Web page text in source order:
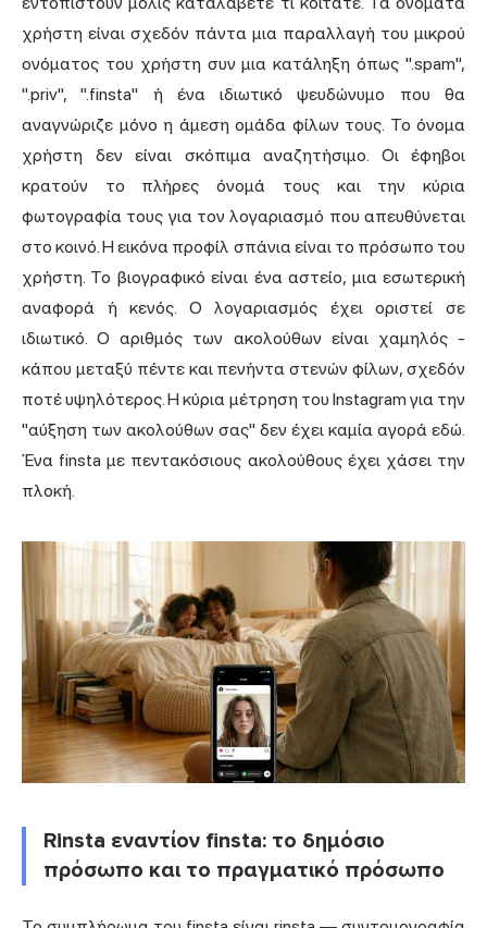
χρήστη είναι σχεδόν πάντα μια παραλλαγή του μικρού
ονόματος του χρήστη συν μια κατάληξη όπως ".spam",
".priv", ".finsta" ή ένα ιδιωτικό ψευδώνυμο που θα
αναγνώριζε μόνο η άμεση ομάδα φίλων τους. Το όνομα
χρήστη δεν είναι σκόπιμα αναζητήσιμο. Οι έφηβοι
κρατούν το πλήρες όνομά τους και την κύρια
φωτογραφία τους για τον λογαριασμό που απευθύνεται
στο κοινό. Η εικόνα προφίλ σπάνια είναι το πρόσωπο του
χρήστη. Το βιογραφικό είναι ένα αστείο, μια εσωτερική
αναφορά ή κενός. Ο λογαριασμός έχει οριστεί σε
ιδιωτικό. Ο αριθμός των ακολούθων είναι χαμηλός -
κάπου μεταξύ πέντε και πενήντα στενών φίλων, σχεδόν
ποτέ υψηλότερος. Η κύρια μέτρηση του Instagram για την
"αύξηση των ακολούθων σας" δεν έχει καμία αγορά εδώ.
Ένα finsta με πεντακόσιους ακολούθους έχει χάσει την
πλοκή.
Rinsta εναντίον finsta: το δημόσιο
πρόσωπο και το πραγματικό πρόσωπο